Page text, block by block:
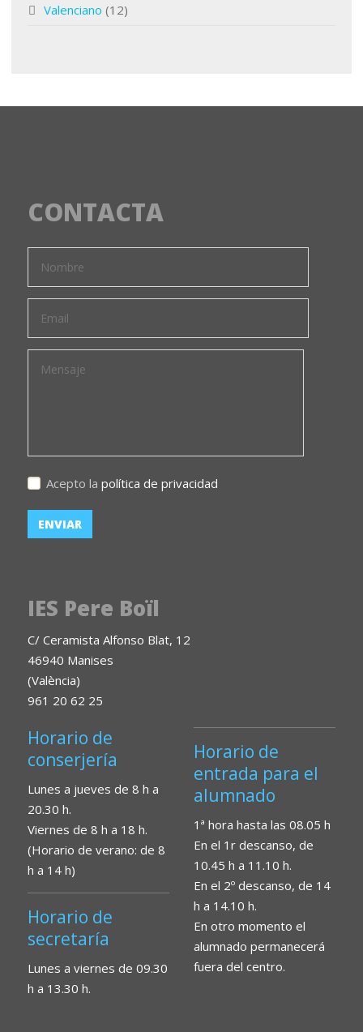
Valenciano (12)
CONTACTA
Acepto la política de privacidad
IES Pere Boïl
C/ Ceramista Alfonso Blat, 12
46940 Manises
(València)
961 20 62 25
Horario de
conserjería
Lunes a jueves de 8 h a
20.30 h.
Viernes de 8 h a 18 h.
(Horario de verano: de 8
h a 14 h)
Horario de
secretaría
Lunes a viernes de 09.30
h a 13.30 h.
Horario de
entrada para el
alumnado
1ª hora hasta las 08.05 h
En el 1r descanso, de
10.45 h a 11.10 h.
En el 2º descanso, de 14
h a 14.10 h.
En otro momento el
alumnado permanecerá
fuera del centro.